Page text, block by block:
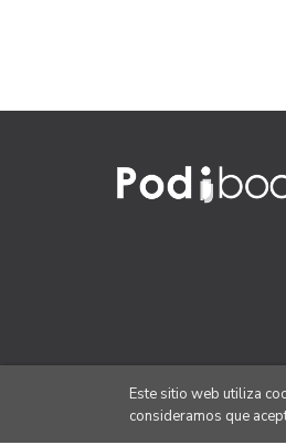
Este sitio web utiliza
consideramos que